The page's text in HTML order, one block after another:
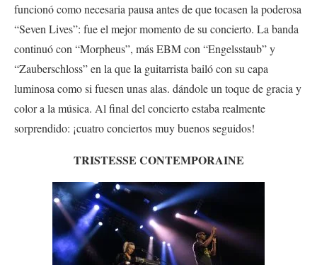
funcionó como necesaria pausa antes de que tocasen la poderosa
“Seven Lives”: fue el mejor momento de su concierto. La banda
continuó con “Morpheus”, más EBM con “Engelsstaub” y
“Zauberschloss” en la que la guitarrista bailó con su capa
luminosa como si fuesen unas alas. dándole un toque de gracia y
color a la música. Al final del concierto estaba realmente
sorprendido: ¡cuatro conciertos muy buenos seguidos!
TRISTESSE CONTEMPORAINE